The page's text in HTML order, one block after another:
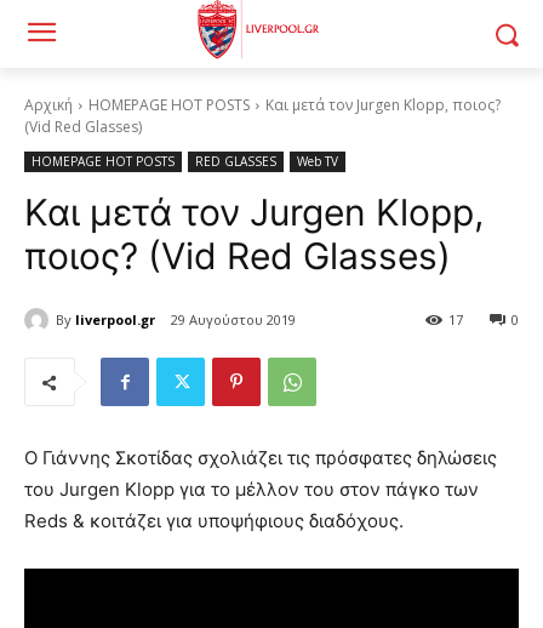
Αρχική HOMEPAGE HOT POSTS
Και μετά τον Jurgen Klopp, ποιος?
(Vid Red Glasses)
HOMEPAGE HOT POSTS RED GLASSES Web TV
Και μετά τον Jurgen Klopp,
ποιος? (Vid Red Glasses)
By liverpool.gr 29 Αυγούστου 2019 0
17
Ο Γιάννης Σκοτίδας σχολιάζει τις πρόσφατες δηλώσεις
του Jurgen Klopp για το μέλλον του στον πάγκο των
Reds & κοιτάζει για υποψήφιους διαδόχους.